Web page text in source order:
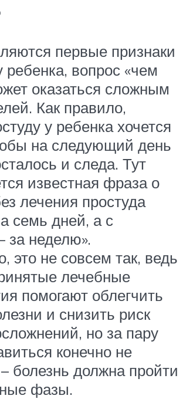
первые признаки
ребенка, вопрос «чем
оказаться сложным
Как правило,
у ребенка хочется
на следующий день
и следа. Тут
известная фраза о
лечения простуда
семь дней, а с
за неделю».
это не совсем так, ведь
лечебные
помогают облегчить
и снизить риск
но за пару
конечно не
болезнь должна пройти
фазы.